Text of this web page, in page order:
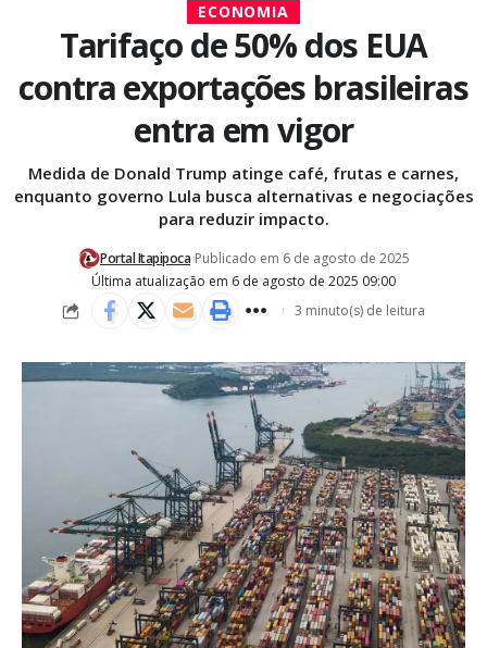
ECONOMIA
Tarifaço de 50% dos EUA
contra exportações brasileiras
entra em vigor
Medida de Donald Trump atinge café, frutas e carnes,
enquanto governo Lula busca alternativas e negociações
para reduzir impacto.
Última atualização em 6 de agosto de 2025 09:00
Portal Itapipoca Publicado em 6 de agosto de 2025
3 minuto(s) de leitura